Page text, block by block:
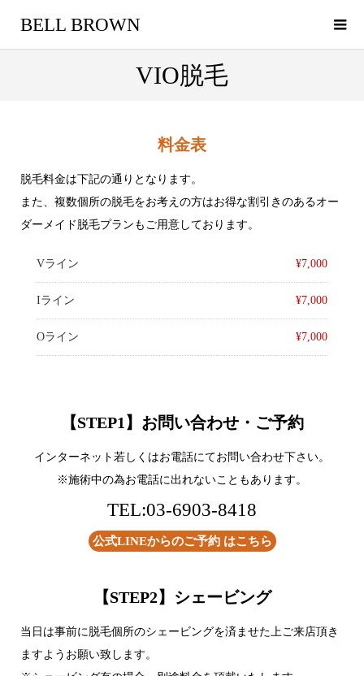
BELL BROWN
VIO脱毛
料金表
脱毛料金は下記の通りとなります。
また、複数個所の脱毛をお考えの方はお得な割引きのあるオー
ダーメイド脱毛プランもご用意しております。
Vライン ¥7,000
Iライン ¥7,000
Oライン ¥7,000
【STEP1】お問い合わせ・ご予約
インターネット若しくはお電話にてお問い合わせ下さい。
※施術中の為お電話に出れないこともあります。
TEL:03-6903-8418
公式LINEからのご予約 はこちら
【STEP2】シェービング
当日は事前に脱毛個所のシェービングを済ませた上ご来店頂き
ますようお願い致します。